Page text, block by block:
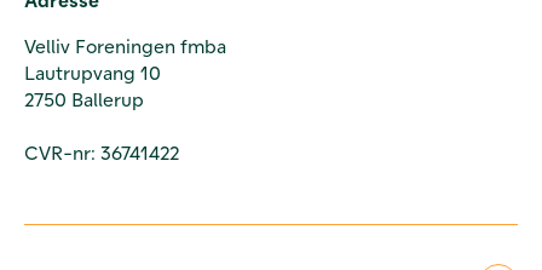
Velliv Foreningen fmba
Lautrupvang 10
2750 Ballerup
CVR-nr: 36741422